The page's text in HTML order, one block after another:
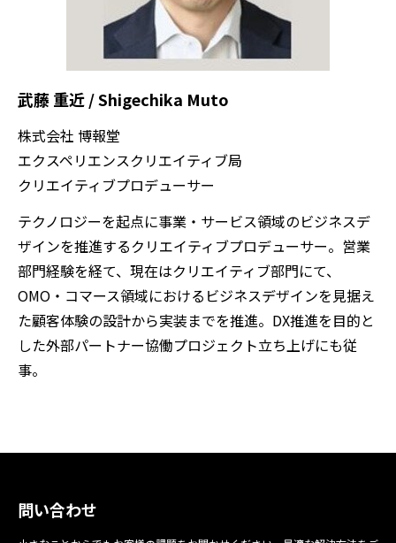
武藤 重近 / Shigechika Muto​
株式会社 博報堂
エクスペリエンスクリエイティブ局
クリエイティブプロデューサー​
テクノロジーを起点に事業・サービス領域のビジネスデ
ザインを推進する​クリエイティブプロデューサー。​営業
部門経験を経て、現在はクリエイティブ部門にて、​
OMO・コマース領域におけるビジネスデザインを見据え
た​顧客体験の設計から実装までを推進。DX推進を目的と
した外部パートナー協働プロジェクト立ち上げにも従
事。
問い合わせ